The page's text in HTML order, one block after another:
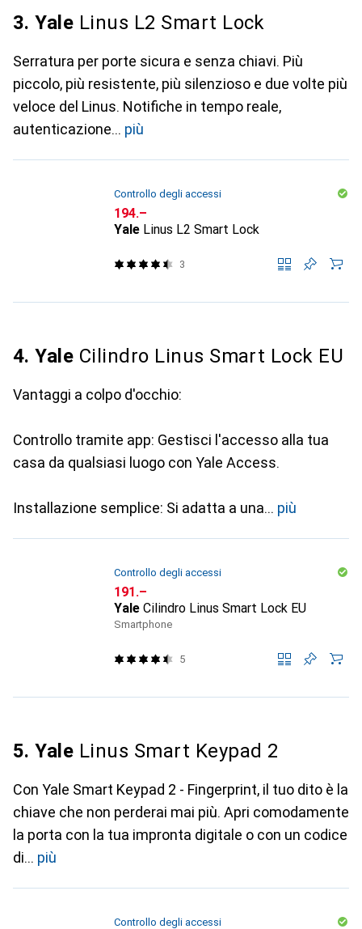
3. Yale Linus L2 Smart Lock
Serratura per porte sicura e senza chiavi. Più
piccolo, più resistente, più silenzioso e due volte più
veloce del Linus. Notifiche in tempo reale,
autenticazione
più
Controllo degli accessi
CHF
194.–
Yale Linus L2 Smart Lock
3
4. Yale Cilindro Linus Smart Lock EU
Vantaggi a colpo d'occhio:
Controllo tramite app: Gestisci l'accesso alla tua
casa da qualsiasi luogo con Yale Access.
Installazione semplice: Si adatta a una più
Controllo degli accessi
CHF
191.–
Yale Cilindro Linus Smart Lock EU
Smartphone
5
5. Yale Linus Smart Keypad 2
Con Yale Smart Keypad 2 - Fingerprint, il tuo dito è la
chiave che non perderai mai più. Apri comodamente
la porta con la tua impronta digitale o con un codice
di
più
Controllo degli accessi